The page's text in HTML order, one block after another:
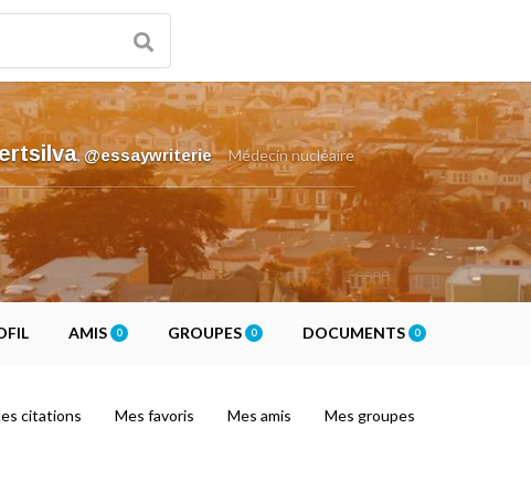
,@essaywriterie Médecin nucléaire
AMIS 0 GROUPES 0 DOCUMENTS 0
citations Mes favoris Mes amis Mes groupes